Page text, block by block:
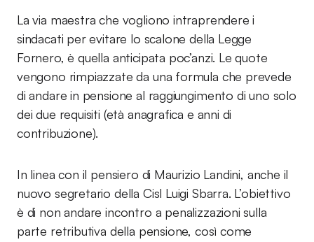
La via maestra che vogliono intraprendere i
sindacati per evitare lo scalone della Legge
Fornero, è quella anticipata poc’anzi. Le quote
vengono rimpiazzate da una formula che prevede
di andare in pensione al raggiungimento di uno solo
dei due requisiti (età anagrafica e anni di
contribuzione).
In linea con il pensiero di Maurizio Landini, anche il
nuovo segretario della Cisl Luigi Sbarra. L’obiettivo
è di non andare incontro a penalizzazioni sulla
parte retributiva della pensione, così come